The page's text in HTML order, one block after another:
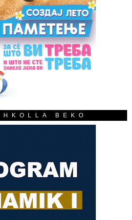
BEKO